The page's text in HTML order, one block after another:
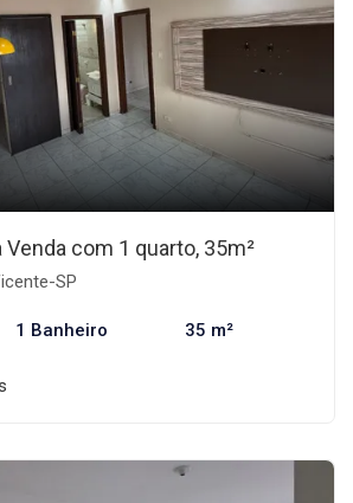
com 1 quarto, 35m²
SP
1 Banheiro 35 m²